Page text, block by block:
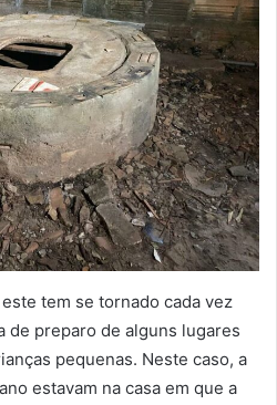
tem se tornado cada vez
de preparo de alguns lugares
pequenas. Neste caso, a
estavam na casa em que a